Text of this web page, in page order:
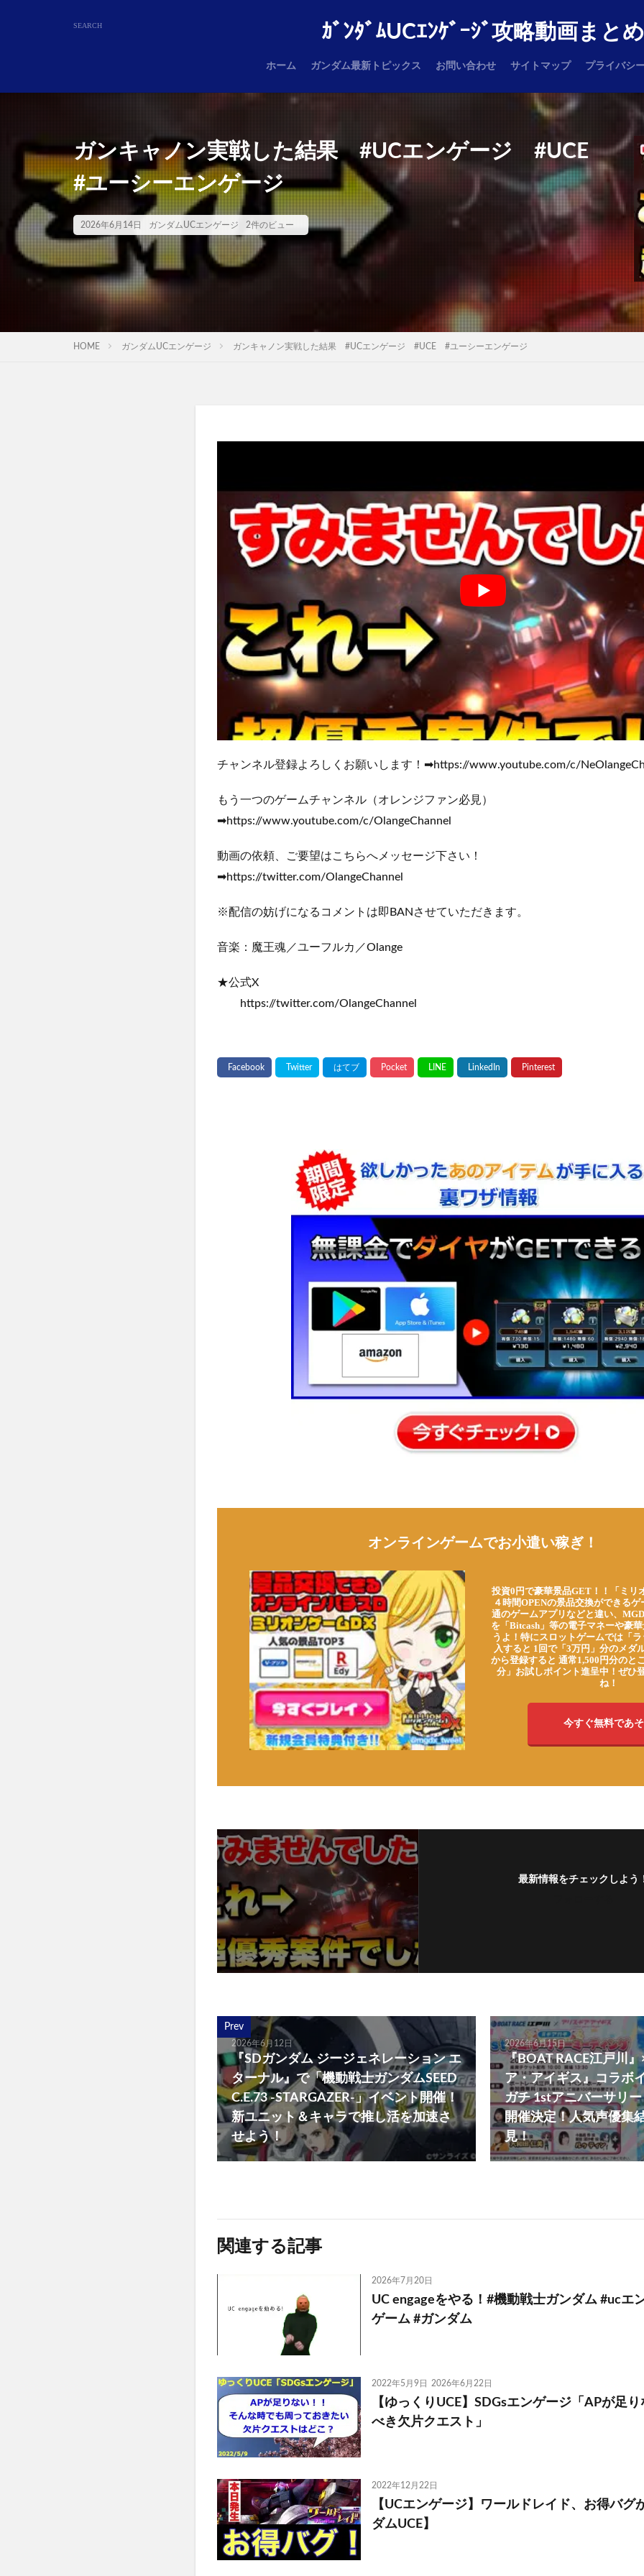
ｶﾞﾝﾀﾞﾑUCｴﾝｹﾞｰｼﾞ攻略動画まとめ
ホーム ガンダム最新トピックス お問い合わせ サイトマップ プライバシ
ガンキャノン実戦した結果 #UCエンゲージ #UCE
#ユーシーエンゲージ
2026年6月14日 ガンダムUCエンゲージ 2件のビュー
HOME ガンダムUCエンゲージ ガンキャノン実戦した結果 #UCエンゲージ #UCE #ユーシーエンゲージ
チャンネル登録よろしくお願いします！➡https://www.youtube.com/c/
もう一つのゲームチャンネル（オレンジファン必見）
➡https://www.youtube.com/c/OlangeChannel
動画の依頼、ご要望はこちらへメッセージ下さい！
➡https://twitter.com/OlangeChannel
※配信の妨げになるコメントは即BANさせていただきます。
音楽：魔王魂／ユーフルカ／Olange
★公式X
https://twitter.com/OlangeChannel
オンラインゲームでお小遣い稼ぎ！
投資0円で豪華景品GET！！「ミリ
４時間OPENの景品交換ができる
通のゲームアプリなどと違い、
を「Bitcash」等の電子マネーや豪
うよ！特にスロットゲームでは「
入すると 1回で「3万円」分のメダ
から登録すると 通常1,500円分のと
分」お試しポイント進呈中！ぜひ
ね！
今すぐ無料であ
最新情報をチェックしよう
Prev
2026年6月12日
『SDガンダム ジージェネレーション エ
ターナル』で「機動戦士ガンダムSEED
C.E.73 -STARGAZER-」イベント開催！
新ユニット＆キャラで推し活を加速さ
せよう！
2026年6月15日
『BOAT RACE江戸川
ア・アイギス』コラボ
ガチ 1stアニバーサリ
開催決定！人気声優集
見！
関連する記事
2026年7月20日
UC engageをやる！#機動戦士ガンダム #ucエ
ゲーム #ガンダム
2022年5月9日 2026年6月22日
【ゆっくりUCE】SDGsエンゲージ「APが足
べき欠片クエスト」
2022年12月22日
【UCエンゲージ】ワールドレイド、お得バグ
ダムUCE】